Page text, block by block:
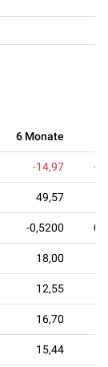
6 Monate
-14,97
49,57
-0,5200
18,00
12,55
16,70
15,44